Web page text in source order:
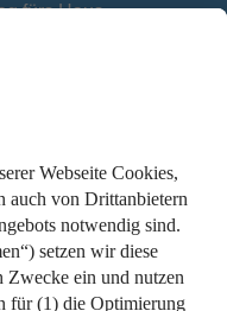
fürs Haus
Kosten anfallen und